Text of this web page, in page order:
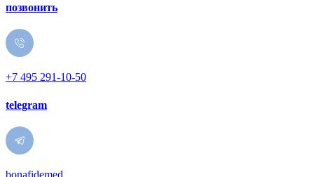
позвонить
+7 495 291-10-50
telegram
bonafidemed